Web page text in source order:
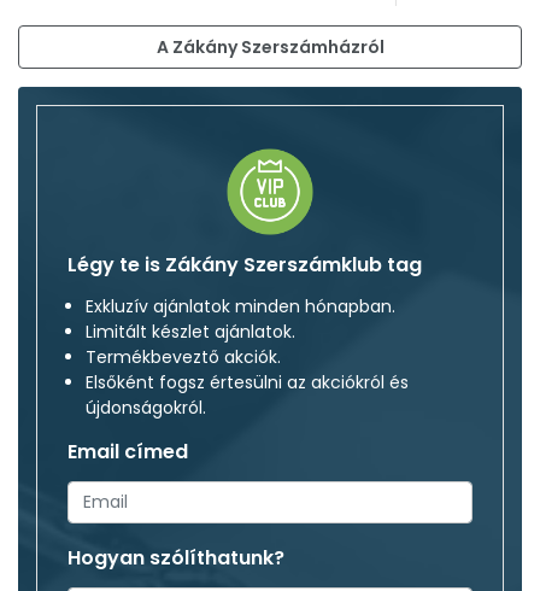
A Zákány Szerszámházról
Légy te is Zákány Szerszámklub tag
Exkluzív ajánlatok minden hónapban.
Limitált készlet ajánlatok.
Termékbeveztő akciók.
Elsőként fogsz értesülni az akciókról és
újdonságokról.
Email címed
Hogyan szólíthatunk?